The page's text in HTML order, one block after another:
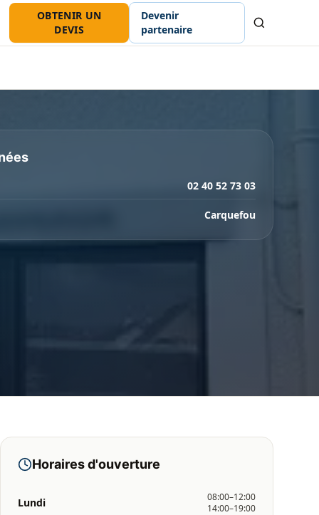
OBTENIR UN
DEVIS
Devenir
partenaire
02 40 52 73 03
Carquefou
Horaires d'ouverture
Lundi
08:00–12:00
14:00–19:00